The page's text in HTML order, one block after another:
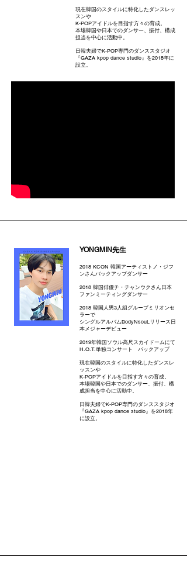
現在韓国のスタイルに特化したダンスレッ
スンや
K-POPアイドルを目指す方々の育成。
本場韓国や日本でのダンサー、振付、構成
担当を中心に活動中。
日韓夫婦でK-POP専門のダンススタジオ
『GAZA kpop dance studio』を2018年に
設立。
YONGMIN先生
2018 KCON 韓国アーティストノ・ジフ
ンさんバックアップダンサー
2018 韓国俳優チ・チャンウクさん日本
ファンミーティングダンサー
2018 韓国人男3人組グループミリオンセ
ラーで
シングルアルバムBodyNsouLリリース日
本メジャーデビュー
2019年韓国ソウル高尺スカイドームにて
H.O.T.単独コンサート バックアップ
現在韓国のスタイルに特化したダンスレ
ッスンや
K-POPアイドルを目指す方々の育成。
本場韓国や日本でのダンサー、振付、構
成担当を中心に活動中。
日韓夫婦でK-POP専門のダンススタジオ
『GAZA kpop dance studio』を2018年
に設立。